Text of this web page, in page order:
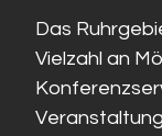
Das
Vielzahl an